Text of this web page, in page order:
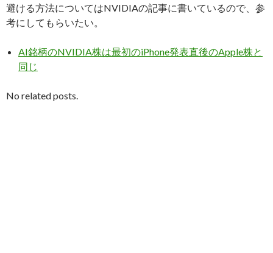
避ける方法についてはNVIDIAの記事に書いているので、参
考にしてもらいたい。
AI銘柄のNVIDIA株は最初のiPhone発表直後のApple株と
同じ
No related posts.